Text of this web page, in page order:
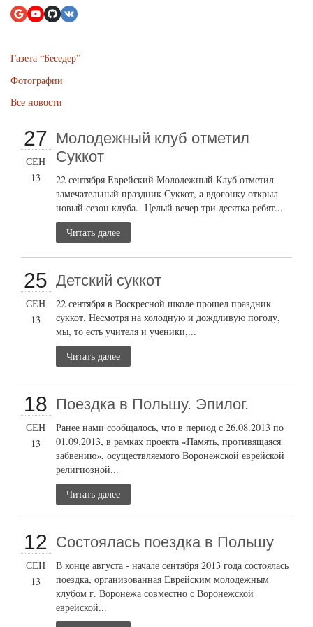
Газета “Беседер”
Фотографии
Все новости
27
СЕН
13
Молодежный клуб отметил
Суккот
22 сентября Еврейский Молодежный Клуб отметил
замечательный праздник Суккот, а вдогонку открыл
новый сезон клуба. Целый вечер три десятка ребят...
Читать далее
25
СЕН
13
Детский суккот
22 сентября в Воскресной школе прошел праздник
суккот. Несмотря на холодную и дождливую погоду,
мы, то есть учителя и ученики,...
Читать далее
18
СЕН
13
Поездка в Польшу. Эпилог.
Ранее нами сообщалось, что в период с 26.08.2013 по
01.09.2013, в рамках проекта «Память, противящаяся
забвению», осуществляемого Воронежской еврейской
религиозной...
Читать далее
12
СЕН
13
Состоялась поездка в Польшу
В конце августа - начале сентября 2013 года состоялась
поездка, организованная Еврейским молодежным
клубом г. Воронежа совместно с Воронежской
еврейской...